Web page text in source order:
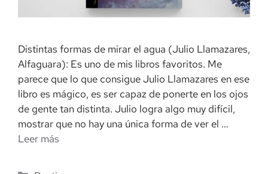
Distintas formas de mirar el agua (Julio Llamazares,
Alfaguara): Es uno de mis libros favoritos. Me
parece que lo que consigue Julio Llamazares en ese
libro es mágico, es ser capaz de ponerte en los ojos
de gente tan distinta. Julio logra algo muy difícil,
mostrar que no hay una única forma de ver el …
Leer más